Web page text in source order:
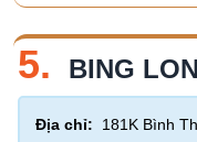
5. BING
Địa chỉ: 181K Bình